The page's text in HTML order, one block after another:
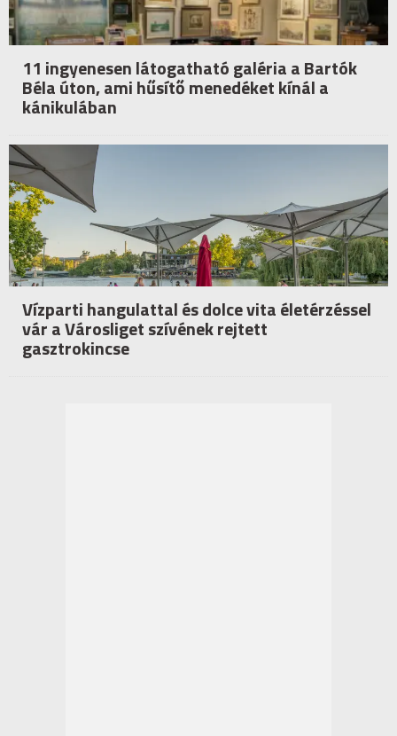
11 ingyenesen látogatható galéria a Bartók
Béla úton, ami hűsítő menedéket kínál a
kánikulában
Vízparti hangulattal és dolce vita életérzéssel
vár a Városliget szívének rejtett
gasztrokincse